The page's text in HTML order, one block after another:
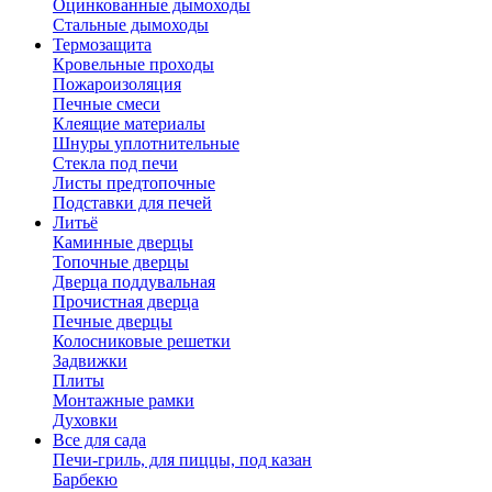
Оцинкованные дымоходы
Стальные дымоходы
Термозащита
Кровельные проходы
Пожароизоляция
Печные смеси
Клеящие материалы
Шнуры уплотнительные
Стекла под печи
Листы предтопочные
Подставки для печей
Литьё
Каминные дверцы
Топочные дверцы
Дверца поддувальная
Прочистная дверца
Печные дверцы
Колосниковые решетки
Задвижки
Плиты
Монтажные рамки
Духовки
Все для сада
Печи-гриль, для пиццы, под казан
Барбекю